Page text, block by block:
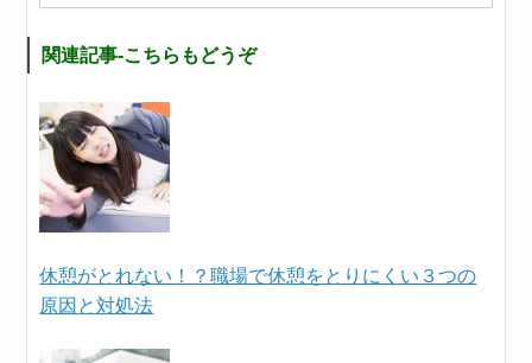
関連記事-こちらもどうぞ
休憩がとれない！？職場で休憩をとりにくい３つの
原因と対処法